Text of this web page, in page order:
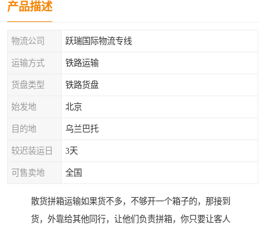
产品描述
物流公司 跃瑞国际物流专线
运输方式 铁路运输
货盘类型 铁路货盘
始发地 北京
目的地 乌兰巴托
较迟装运日 3天
可售卖地 全国
散货拼箱运输如果货不多，不够开一个箱子的，那接到
货，外靠给其他同行，让他们负责拼箱，你只要让客人